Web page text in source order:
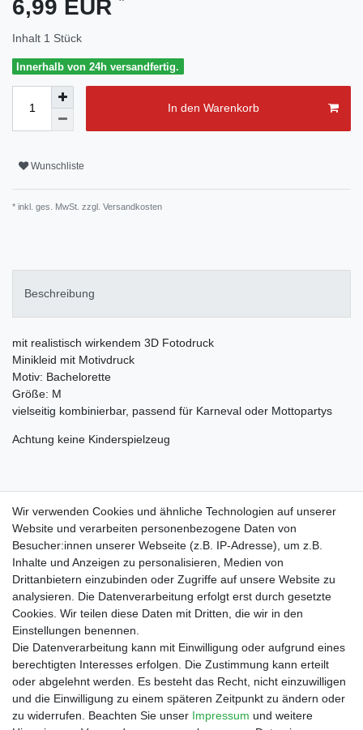
6,99 EUR
Inhalt 1 Stück
Innerhalb von 24h versandfertig.
In den Warenkorb
Wunschliste
* inkl. ges. MwSt. zzgl. Versandkosten
Beschreibung
mit realistisch wirkendem 3D Fotodruck
Minikleid mit Motivdruck
Motiv: Bachelorette
Größe: M
vielseitig kombinierbar, passend für Karneval oder Mottopartys
Achtung keine Kinderspielzeug
Material: 100% Polyester
Shop
Zahlungs- und Versandbedingungen
Warenkorb
Kasse
Mein Konto
Kontakt
Facebook
Wir verwenden Cookies und ähnliche Technologien auf unserer
Website und verarbeiten personenbezogene Daten von
Besucher:innen unserer Webseite (z.B. IP-Adresse), um z.B.
Inhalte und Anzeigen zu personalisieren, Medien von
Drittanbietern einzubinden oder Zugriffe auf unsere Website zu
analysieren. Die Datenverarbeitung erfolgt erst durch gesetzte
Cookies. Wir teilen diese Daten mit Dritten, die wir in den
Einstellungen benennen.
Die Datenverarbeitung kann mit Einwilligung oder aufgrund eines
berechtigten Interesses erfolgen. Die Zustimmung kann erteilt
oder abgelehnt werden. Es besteht das Recht, nicht einzuwilligen
und die Einwilligung zu einem späteren Zeitpunkt zu ändern oder
zu widerrufen. Beachten Sie unser Impressum und weitere